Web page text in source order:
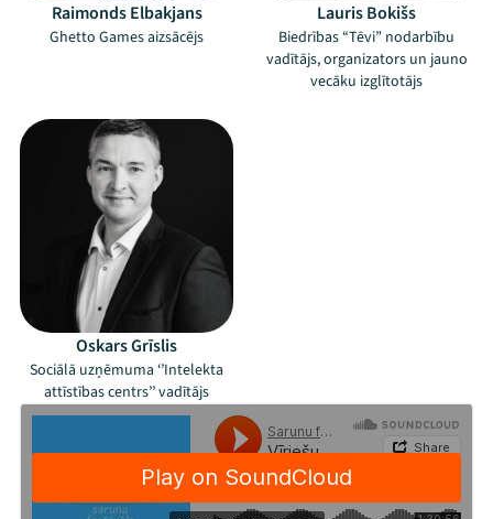
Raimonds Elbakjans
Ghetto Games aizsācējs
Lauris Bokišs
Biedrības “Tēvi” nodarbību
vadītājs, organizators un jauno
vecāku izglītotājs
Oskars Grīslis
Sociālā uzņēmuma ‘’Intelekta
attīstības centrs’’ vadītājs